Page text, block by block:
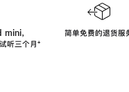
，
听三个月脚
⁺
简单免费的退货服